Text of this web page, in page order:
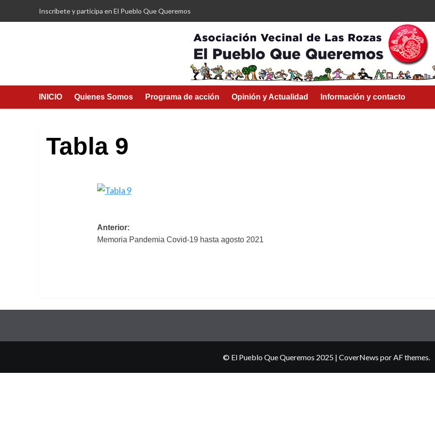
Inscríbete y participa en El Pueblo Que Queremos
INICIO Quienes Somos Programa de acción Opinión y Actualidad Información y contacto
Tabla 9
Navegación
de
Anterior:
Memoria Pandemia Covid-19 hasta agosto 2021
© El Pueblo Que Queremos 2025 | CoverNews por AF themes.